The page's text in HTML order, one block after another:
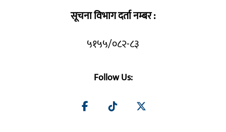
सूचना विभाग दर्ता नम्बर :
५१५५/०८२-८३
Follow Us: